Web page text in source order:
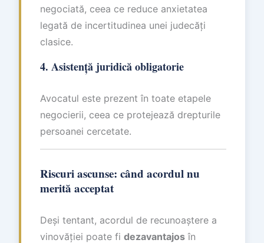
negociată, ceea ce reduce anxietatea
legată de incertitudinea unei judecăți
clasice.
4. Asistență juridică obligatorie
Avocatul este prezent în toate etapele
negocierii, ceea ce protejează drepturile
persoanei cercetate.
Riscuri ascunse: când acordul nu
merită acceptat
Deși tentant, acordul de recunoaștere a
vinovăției poate fi dezavantajos în